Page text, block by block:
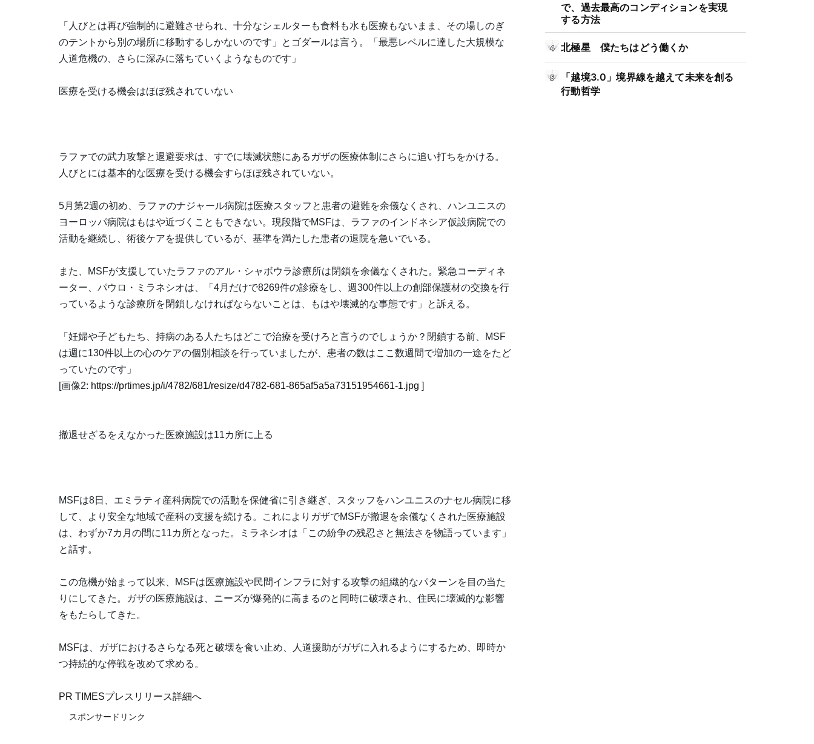
「人びとは再び強制的に避難させられ、十分なシェルターも食料も水も医療もないまま、その場しのぎ
のテントから別の場所に移動するしかないのです」とゴダールは言う。「最悪レベルに達した大規模な
人道危機の、さらに深みに落ちていくようなものです」
医療を受ける機会はほぼ残されていない
ラファでの武力攻撃と退避要求は、すでに壊滅状態にあるガザの医療体制にさらに追い打ちをかける。
人びとには基本的な医療を受ける機会すらほぼ残されていない。
5月第2週の初め、ラファのナジャール病院は医療スタッフと患者の避難を余儀なくされ、ハンユニスの
ヨーロッパ病院はもはや近づくこともできない。現段階でMSFは、ラファのインドネシア仮設病院での
活動を継続し、術後ケアを提供しているが、基準を満たした患者の退院を急いでいる。
また、MSFが支援していたラファのアル・シャボウラ診療所は閉鎖を余儀なくされた。緊急コーディネ
ーター、パウロ・ミラネシオは、「4月だけで8269件の診療をし、週300件以上の創部保護材の交換を行
っているような診療所を閉鎖しなければならないことは、もはや壊滅的な事態です」と訴える。
「妊婦や子どもたち、持病のある人たちはどこで治療を受けろと言うのでしょうか？閉鎖する前、MSF
は週に130件以上の心のケアの個別相談を行っていましたが、患者の数はここ数週間で増加の一途をたど
っていたのです」
[画像2: https://prtimes.jp/i/4782/681/resize/d4782-681-865af5a5a73151954661-1.jpg ]
撤退せざるをえなかった医療施設は11カ所に上る
MSFは8日、エミラティ産科病院での活動を保健省に引き継ぎ、スタッフをハンユニスのナセル病院に移
して、より安全な地域で産科の支援を続ける。これによりガザでMSFが撤退を余儀なくされた医療施設
は、わずか7カ月の間に11カ所となった。ミラネシオは「この紛争の残忍さと無法さを物語っています」
と話す。
この危機が始まって以来、MSFは医療施設や民間インフラに対する攻撃の組織的なパターンを目の当た
りにしてきた。ガザの医療施設は、ニーズが爆発的に高まるのと同時に破壊され、住民に壊滅的な影響
をもたらしてきた。
MSFは、ガザにおけるさらなる死と破壊を食い止め、人道援助がガザに入れるようにするため、即時か
つ持続的な停戦を改めて求める。
PR TIMESプレスリリース詳細へ
スポンサードリンク
で、過去最高のコンディションを実現
する方法
北極星 僕たちはどう働くか
「越境3.0」境界線を越えて未来を創る
行動哲学